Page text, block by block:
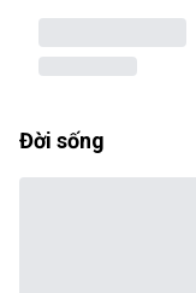
Đời sống